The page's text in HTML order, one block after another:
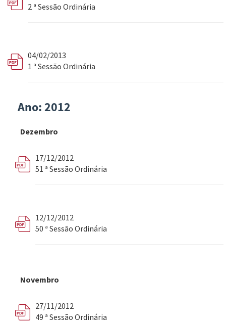
2 ª Sessão Ordinária
04/02/2013
1 ª Sessão Ordinária
Ano: 2012
Dezembro
17/12/2012
51 ª Sessão Ordinária
12/12/2012
50 ª Sessão Ordinária
Novembro
27/11/2012
49 ª Sessão Ordinária